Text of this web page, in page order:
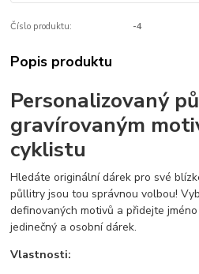
Číslo produktu: -4
Popis produktu
Personalizovaný
gravírovaným
cyklistu
Hledáte originální dárek pro své
půllitry jsou tou správnou volbou!
definovaných motivů a přidejte
jedinečný a osobní dárek.
Vlastnosti: